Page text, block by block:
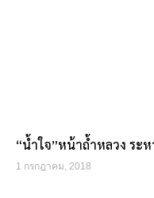
“น้ำใจ”หน้าถ้ำหลวง ระ
1 กรกฎาคม, 2018